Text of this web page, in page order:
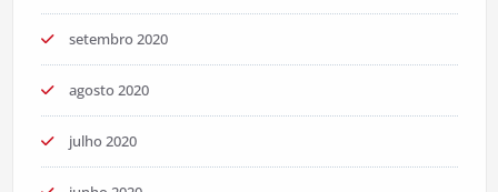
setembro 2020
agosto 2020
julho 2020